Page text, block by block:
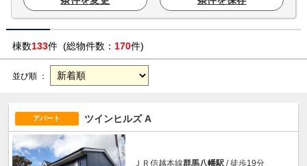
棟数133件 (総物件数： 170件)
並び順 ：
アパート ツインヒルズ A
ＪＲ信越本線群馬八幡駅 / 徒歩19分